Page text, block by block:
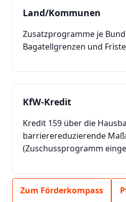
Land/Kommunen
Zusatzprogramme je
Bagatellgrenzen und
KfW-Kredit
Kredit 159 über die
barrierereduzierende
(Zuschussprogramm
Zum Förderkompass